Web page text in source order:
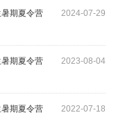
期夏令营
2024-07-29
期夏令营
2023-08-04
期夏令营
2022-07-18